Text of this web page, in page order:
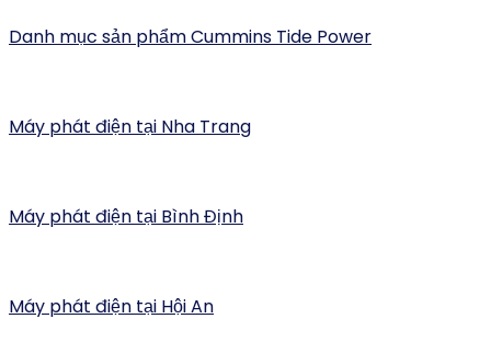
Danh mục sản phẩm Cummins Tide Power
Máy phát điện tại Nha Trang
Máy phát điện tại Bình Định
Máy phát điện tại Hội An